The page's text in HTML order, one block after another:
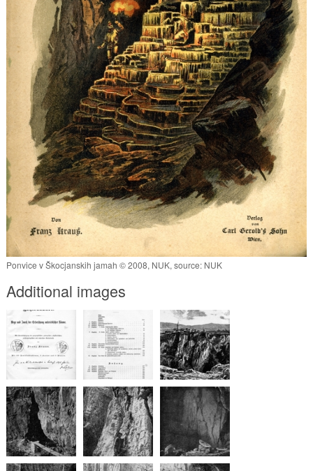
Ponvice v Škocjanskih jamah © 2008, NUK, source: NUK
Additional images